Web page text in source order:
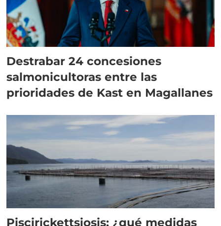
Destrabar 24 concesiones
salmonicultoras entre las
prioridades de Kast en Magallanes
Piscirickettsiosis: ¿qué medidas